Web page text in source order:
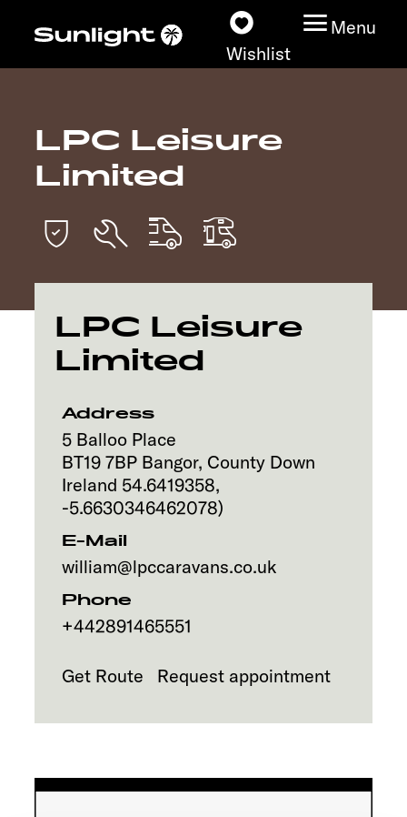
Wishlist
Menu
Models
Dealerslocator
Service
LPC Leisure
Limited
LPC Leisure
Limited
Address
5 Balloo Place
BT19 7BP Bangor, County Down
Ireland 54.6419358,
-5.6630346462078)
E-Mail
william@lpccaravans.co.uk
Phone
+442891465551
Get Route Request appointment